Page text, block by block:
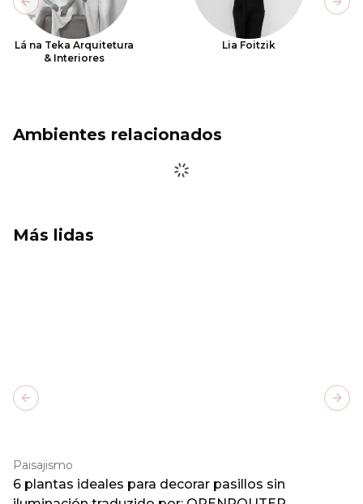
Lá na Teka Arquitetura
& Interiores
Lia Foitzik
Previous slide
Ambientes relacionados
Más lidas
Paisajismo
6 plantas ideales para decorar pasillos sin
Previous slide